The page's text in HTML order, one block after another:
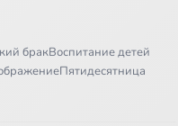
бракВоспитание детей
Пятидесятница